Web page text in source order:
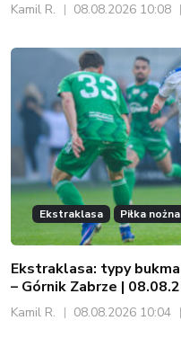
Kamil R. 08.08.2026 10:08
Ekstraklasa Piłka nożna
Ekstraklasa: typy
– Górnik Zabrze |
Kamil R. 08.08.2026 10:04